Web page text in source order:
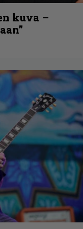
kuva –